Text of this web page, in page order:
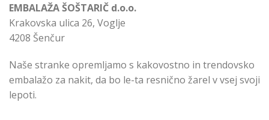
EMBALAŽA ŠOŠTARIČ d.o.o.
Krakovska ulica 26, Voglje
4208 Šenčur
Naše stranke opremljamo s kakovostno in trendovsko
embalažo za nakit, da bo le-ta resnično žarel v vsej svoji
lepoti.